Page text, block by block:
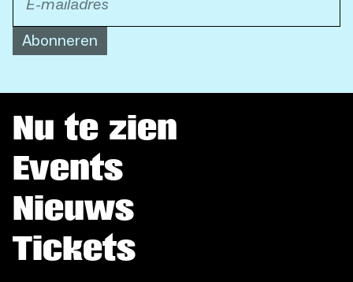
Abonneren
Nu te zien
Events
Nieuws
Tickets